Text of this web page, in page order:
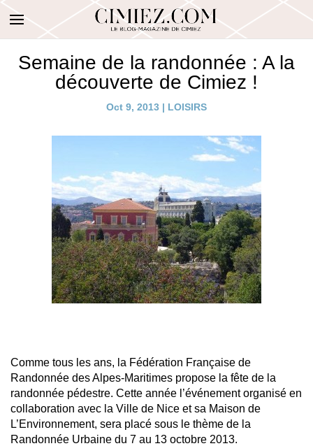
Semaine de la randonnée : A la
découverte de Cimiez !
Oct 9, 2013 | LOISIRS
Comme tous les ans, la Fédération Française de
Randonnée des Alpes-Maritimes propose la fête de la
randonnée pédestre. Cette année l’événement organisé en
collaboration avec la Ville de Nice et sa Maison de
L’Environnement, sera placé sous le thème de la
Randonnée Urbaine du 7 au 13 octobre 2013.